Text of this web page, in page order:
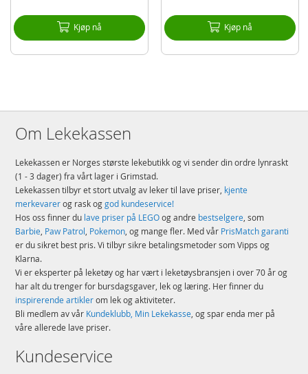
Kjøp nå Kjøp nå
Om Lekekassen
Lekekassen er Norges største lekebutikk og vi sender din ordre lynraskt
(1 - 3 dager) fra vårt lager i Grimstad.
Lekekassen tilbyr et stort utvalg av leker til lave priser, kjente
merkevarerog rask oggod kundeservice!
Hos oss finner du lave priser på LEGOog andre bestselgere, som
Barbie, Paw Patrol, Pokemon, og mange fler. Med vår PrisMatch garanti
er du sikret best pris. Vi tilbyr sikre betalingsmetoder som Vipps og
Klarna.
Vi er eksperter på leketøy og har vært i leketøysbransjen i over 70 år og
har alt du trenger for bursdagsgaver, lek og læring. Her finner du
inspirerende artiklerom lek og aktiviteter.
Bli medlem av vår Kundeklubb, Min Lekekasse, og spar enda mer på
våre allerede lave priser.
Kundeservice